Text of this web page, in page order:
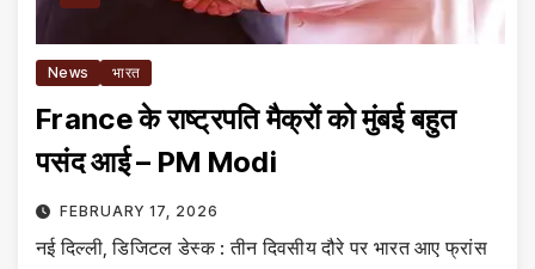
News भारत
France के राष्ट्रपति मैक्रों को मुंबई बहुत
पसंद आई – PM Modi
FEBRUARY 17, 2026
नई दिल्ली, डिजिटल डेस्क : तीन दिवसीय दौरे पर भारत आए फ्रांस